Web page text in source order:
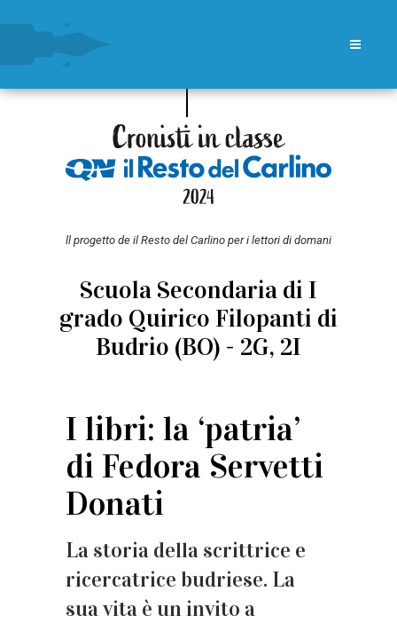
ll progetto de il Resto del Carlino per i lettori di domani
Scuola Secondaria di I
grado Quirico Filopanti di
Budrio (BO) - 2G, 2I
I libri: la ‘patria’
di Fedora Servetti
Donati
La storia della scrittrice e
ricercatrice budriese. La
sua vita è un invito a